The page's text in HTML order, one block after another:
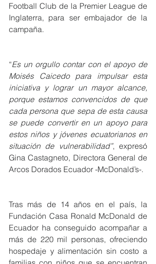
Football Club de la Premier League de
Inglaterra, para ser embajador de la
campaña.
“Es un orgullo contar con el apoyo de
Moisés Caicedo para impulsar esta
iniciativa y lograr un mayor alcance,
porque estamos convencidos de que
cada persona que sepa de esta causa
se puede convertir en un apoyo para
estos niños y jóvenes ecuatorianos en
situación de vulnerabilidad”, expresó
Gina Castagneto, Directora General de
Arcos Dorados Ecuador -McDonald’s-.
Tras más de 14 años en el país, la
Fundación Casa Ronald McDonald de
Ecuador ha conseguido acompañar a
más de 220 mil personas, ofreciendo
hospedaje y alimentación sin costo a